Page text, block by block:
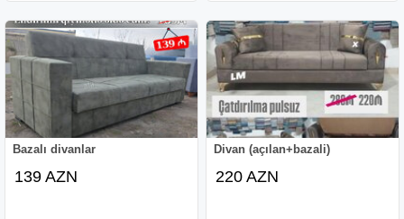
Bazalı divanlar
139 AZN
Divan (açılan+bazali)
220 AZN